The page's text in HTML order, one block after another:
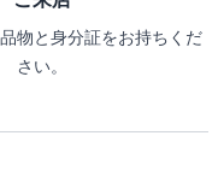
物と身分証をお持ちくだ
さい。